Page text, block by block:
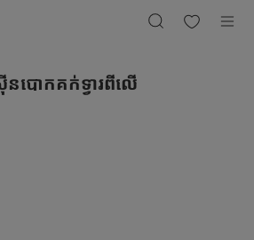
នបោកគក់ទ្វារពីលើ